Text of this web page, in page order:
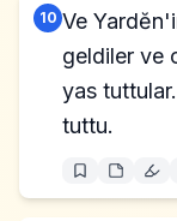
10 Ve
geldiler ve
yas
tuttu.